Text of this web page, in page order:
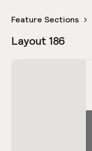
Feature Sections
Layout 186